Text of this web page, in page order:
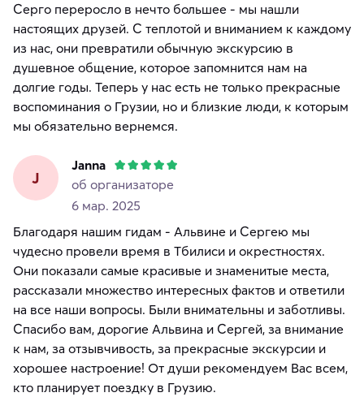
Серго переросло в нечто большее - мы нашли
настоящих друзей. С теплотой и вниманием к каждому
из нас, они превратили обычную экскурсию в
душевное общение, которое запомнится нам на
долгие годы. Теперь у нас есть не только прекрасные
воспоминания о Грузии, но и близкие люди, к которым
мы обязательно вернемся.
J
Janna
об организаторе
6 мар. 2025
Благодаря нашим гидам - Альвине и Сергею мы
чудесно провели время в Тбилиси и окрестностях.
Они показали самые красивые и знаменитые места,
рассказали множество интересных фактов и ответили
на все наши вопросы. Были внимательны и заботливы.
Спасибо вам, дорогие Альвина и Сергей, за внимание
к нам, за отзывчивость, за прекрасные экскурсии и
хорошее настроение! От души рекомендуем Вас всем,
кто планирует поездку в Грузию.